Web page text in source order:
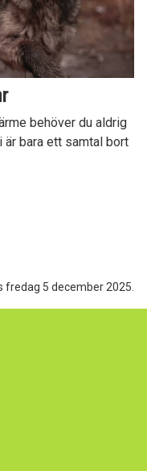
behöver du aldrig
är bara ett samtal bort
fredag 5 december 2025.